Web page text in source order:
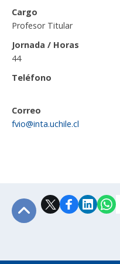
Cargo
Profesor Titular
Jornada / Horas
44
Teléfono
Correo
fvio@inta.uchile.cl